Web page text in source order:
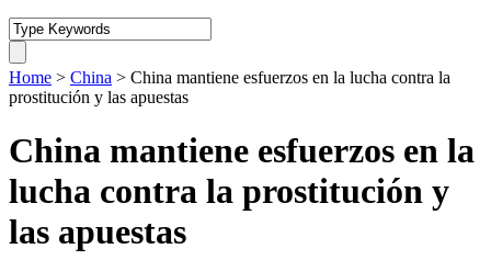
Home > China > China mantiene esfuerzos en la lucha contra la
prostitución y las apuestas
China mantiene esfuerzos en la
lucha contra la prostitución y
las apuestas